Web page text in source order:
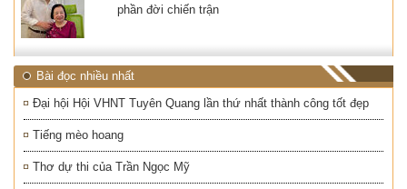
phần đời chiến trận
Bài đọc nhiều nhất
Đại hội Hội VHNT Tuyên Quang lần thứ nhất thành công tốt đẹp
Tiếng mèo hoang
Thơ dự thi của Trần Ngọc Mỹ